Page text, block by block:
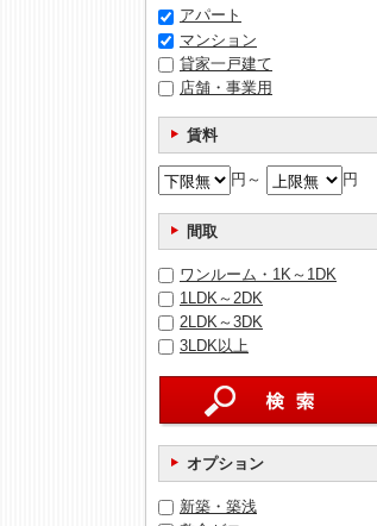
アパート
マンション
貸家一戸建て
店舗・事業用
賃料
円～ 円
間取
ワンルーム・1K～1DK
1LDK～2DK
2LDK～3DK
3LDK以上
オプション
新築・築浅